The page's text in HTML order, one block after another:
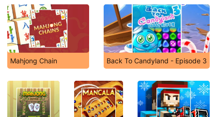
Mahjong Chain Back To Candyland - Episode 3